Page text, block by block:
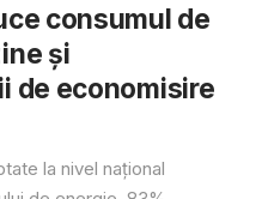
consumul de
și
de economisire
la nivel național